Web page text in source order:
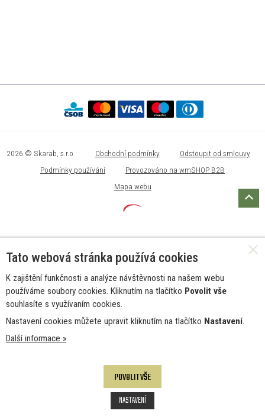
2026 © Skarab, s.r.o. Obchodní podmínky
Odstoupit od smlouvy
Podmínky používání
Provozováno na wmSHOP B2B
Mapa webu
Tato webová stránka používá cookies
K zajištění funkčnosti a analýze návštěvnosti na našem webu
používáme soubory cookies. Kliknutím na tlačítko Povolit vše
souhlasíte s využívaním cookies.
Nastavení cookies můžete upravit kliknutím na tlačítko Nastavení.
Další informace »
POVOLIT VŠE
NASTAVENÍ